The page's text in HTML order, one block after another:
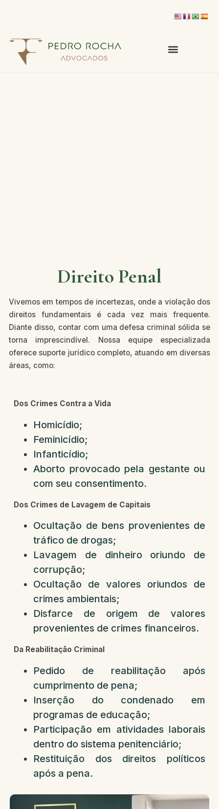
Direito Penal
Vivemos em tempos de incertezas, onde a violação dos
direitos fundamentais é cada vez mais frequente.
Diante disso, contar com uma defesa criminal sólida se
torna imprescindível. Nossa equipe especializada
oferece suporte jurídico completo, atuando em diversas
áreas, como:
Dos Crimes Contra a Vida
Homicídio;
Feminicídio;
Infanticídio;
Aborto provocado pela gestante ou
com seu consentimento.
Dos Crimes de Lavagem de Capitais
Ocultação de bens provenientes de
tráfico de drogas;
Lavagem de dinheiro oriundo de
corrupção;
Ocultação de valores oriundos de
crimes ambientais;
Disfarce de origem de valores
provenientes de crimes financeiros.
Da Reabilitação Criminal
Pedido de reabilitação após
cumprimento de pena;
Inserção do condenado em
programas de educação;
Participação em atividades laborais
dentro do sistema penitenciário;
Restituição dos direitos políticos
após a pena.